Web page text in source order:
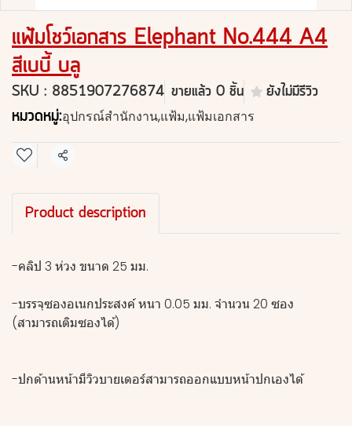
แฟ้มโชว์เอกสาร Elephant No.444 A4
สีเบบี้ บลู
SKU : 8851907276874 ขายแล้ว 0 ชิ้น ยังไม่มีรีวิว
หมวดหมู่:อุปกรณ์สำนักงาน,แฟ้ม,แฟ้มเอกสาร
แชร์
Product description
-คลิป 3 ห่วง ขนาด 25 มม.
-บรรจุซองอเนกประสงค์ หนา 0.05 มม. จำนวน 20 ซอง
(สามารถเติมซองได้)
-ปกด้านหน้ามีวิวบายเดอร์สามารถออกแบบหน้าปกเองได้